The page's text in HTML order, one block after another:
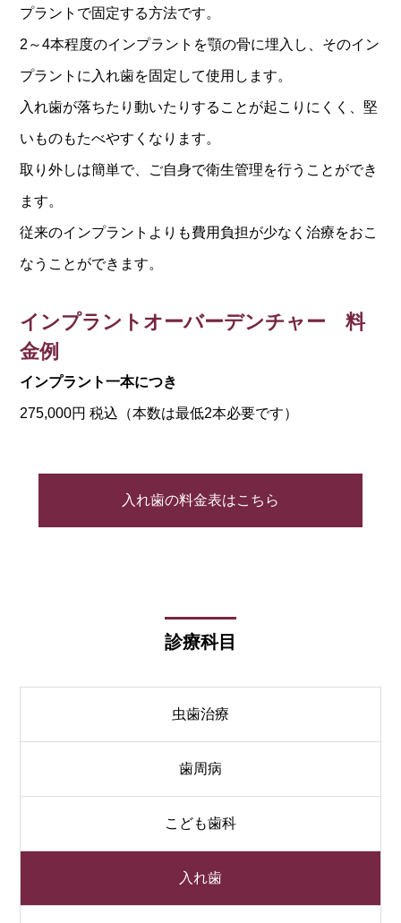
プラントで固定する方法です。
2～4本程度のインプラントを顎の骨に埋入し、そのイン
プラントに入れ歯を固定して使用します。
入れ歯が落ちたり動いたりすることが起こりにくく、堅
いものもたべやすくなります。
取り外しは簡単で、ご自身で衛生管理を行うことができ
ます。
従来のインプラントよりも費用負担が少なく治療をおこ
なうことができます。
インプラントオーバーデンチャー 料
金例
インプラント一本につき
275,000円 税込（本数は最低2本必要です）
入れ歯の料金表はこちら
診療科目
虫歯治療
歯周病
こども歯科
入れ歯